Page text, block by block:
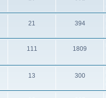
21 394
111 1809
13 300